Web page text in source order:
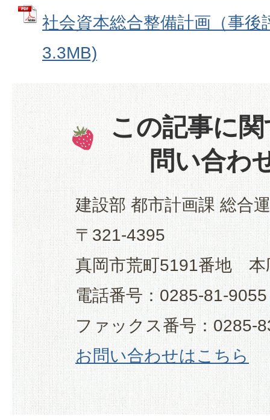
社会資本総合整備計画（事
3.3MB)
この記事に
問い合わ
建設部 都市計画課 総合
〒321-4395
真岡市荒町5191番地 本
電話番号：0285-81-9055
ファックス番号：0285-
お問い合わせはこちら